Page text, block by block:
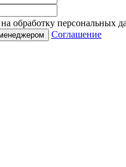
обработку персональных
Соглашение